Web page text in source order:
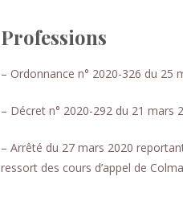
Professions
– Ordonnance n° 2020-326 du 25
– Décret n° 2020-292 du 21 mars
– Arrêté du 27 mars 2020
ressort des cours d’appel de